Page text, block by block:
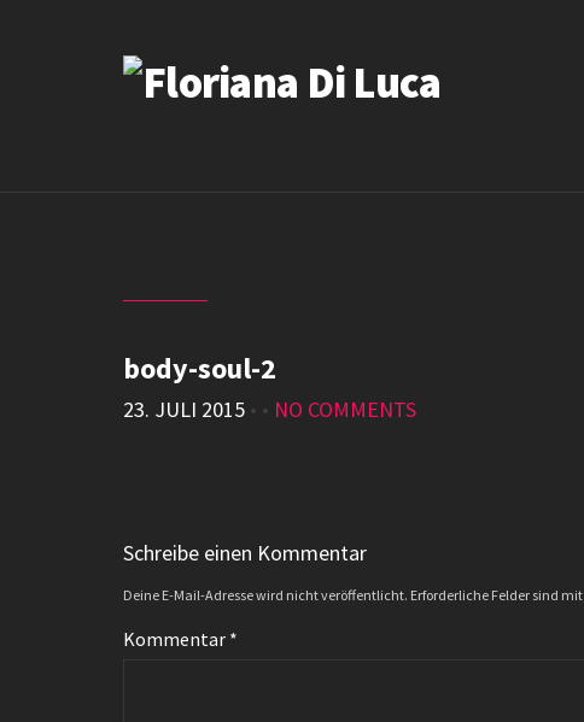
body-soul-2
23. JULI 2015 • • NO COMMENTS
Schreibe einen Kommentar
Deine E-Mail-Adresse wird nicht veröffentlicht. Erforderliche Felder sind mit
Kommentar *